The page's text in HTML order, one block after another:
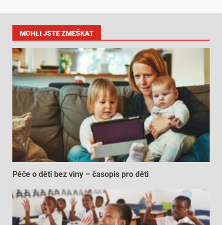
MOHLI JSTE ZMEŠKAT
Péče o děti bez viny – časopis pro děti